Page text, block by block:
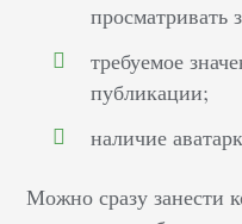
просматривать
требуемое
публикации;
наличие
Можно сразу занести